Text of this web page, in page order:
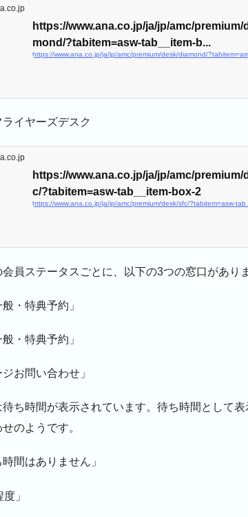
https://www.ana.co.jp/ja/jp/amc/premium/
mond/?tabitem=asw-tab__item-b...
イヤーズデスク
https://www.ana.co.jp/ja/jp/amc/premium/
c/?tabitem=asw-tab__item-box-2
https://www.ana.co.jp/ja/jp/amc/premium/desk/sfc/?tabitem=asw-
員ステータスごとに、以下の3つの窓口があり
般・特典予約」
般・特典予約」
ジお問い合わせ」
ち時間が表示されています。待ち時間として
のようです。
時間はありません」
」